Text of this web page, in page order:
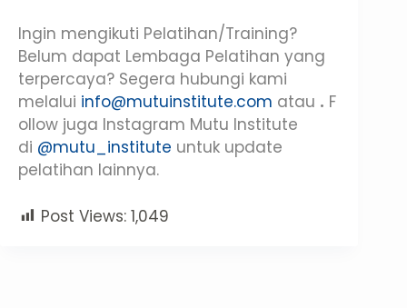
Ingin mengikuti Pelatihan/Training?
Belum dapat Lembaga Pelatihan yang
terpercaya? Segera hubungi kami
melalui info@mutuinstitute.com atau . F
ollow juga Instagram Mutu Institute
di @mutu_institute untuk update
pelatihan lainnya.
Post Views: 1,049